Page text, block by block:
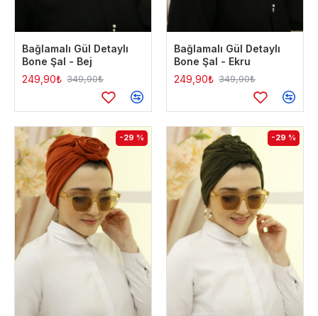
Bağlamalı Gül Detaylı
Bone Şal - Bej
249,90₺ 349,90₺
Bağlamalı Gül Detaylı
Bone Şal - Ekru
249,90₺ 349,90₺
-29 % -29 %